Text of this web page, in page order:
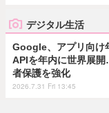
デジタル生活
Google、アプリ向け
APIを年内に世界展
者保護を強化
2026.7.31 Fri 13:45